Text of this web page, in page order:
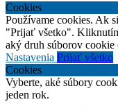
Cookies
Používame cookies. Ak
"Prijať všetko".
aký druh súborov
Nastavenia Prijať všetko
Cookies
Vyberte, aké súbory
jeden rok.